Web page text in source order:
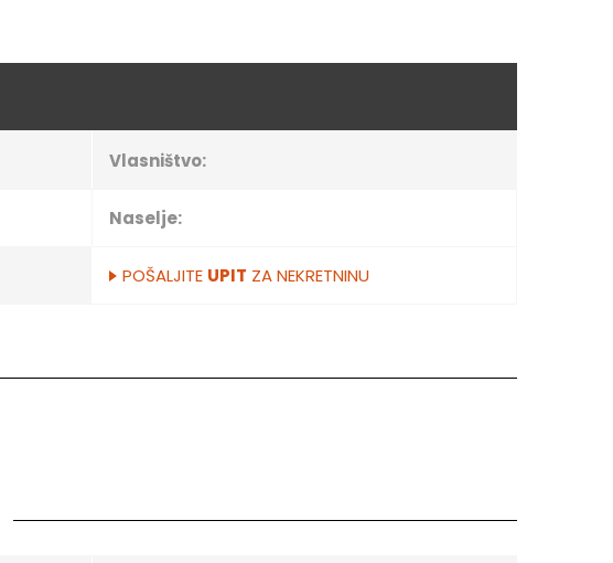
Vlasništvo:
Naselje:
POŠALJITE UPIT ZA NEKRETNINU